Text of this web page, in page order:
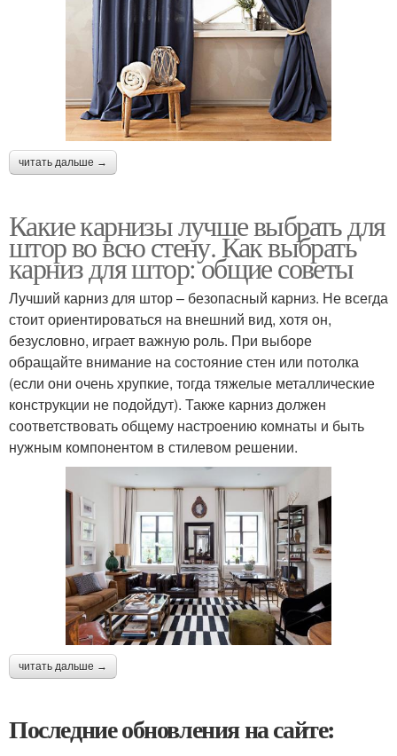
читать дальше →
Какие карнизы лучше выбрать для
штор во всю стену. Как выбрать
карниз для штор: общие советы
Лучший карниз для штор – безопасный карниз. Не всегда
стоит ориентироваться на внешний вид, хотя он,
безусловно, играет важную роль. При выборе
обращайте внимание на состояние стен или потолка
(если они очень хрупкие, тогда тяжелые металлические
конструкции не подойдут). Также карниз должен
соответствовать общему настроению комнаты и быть
нужным компонентом в стилевом решении.
читать дальше →
Последние обновления на сайте: